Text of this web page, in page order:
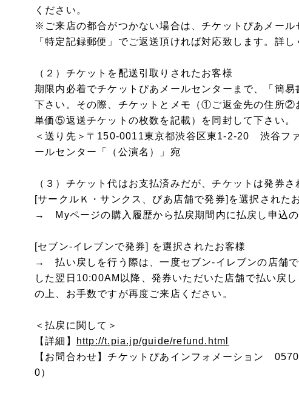
ください。
※ご来店の都合がつかない場合は、チケットぴあメール
「特定記録郵便」でご返送頂ければ対応致します。詳
（２）チケットを配送引取りされたお客様
期限内必着でチケットぴあメールセンターまで、「簡
下さい。その際、チケットとメモ（①ご返金先の住所
単価⑤返送チケットの枚数を記載）を同封して下さい。
＜送り先＞〒150-0011東京都渋谷区東1-2-20 渋谷フ
ールセンター「（公演名）」宛
（３）チケット代はお支払済みだが、チケットは発券さ
[サークルＫ・サンクス、ぴあ店舗で発券]を選択された
→ Myページの購入履歴から払戻期間内に払戻し申込の
[セブン-イレブンで発券] を選択されたお客様
→ 払い戻しを行う際は、一度セブン-イレブンの店舗
した翌日10:00AM以降、発券いただいた店舗で払い戻
の上、お手数ですが再度ご来店ください。
＜払戻に関して＞
【詳細】
http://t.pia.jp/guide/refund.html
【お問合わせ】チケットぴあインフォメーション
0）